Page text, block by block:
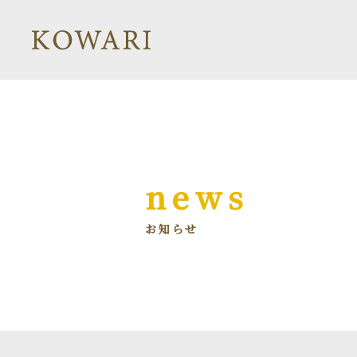
news
お知らせ